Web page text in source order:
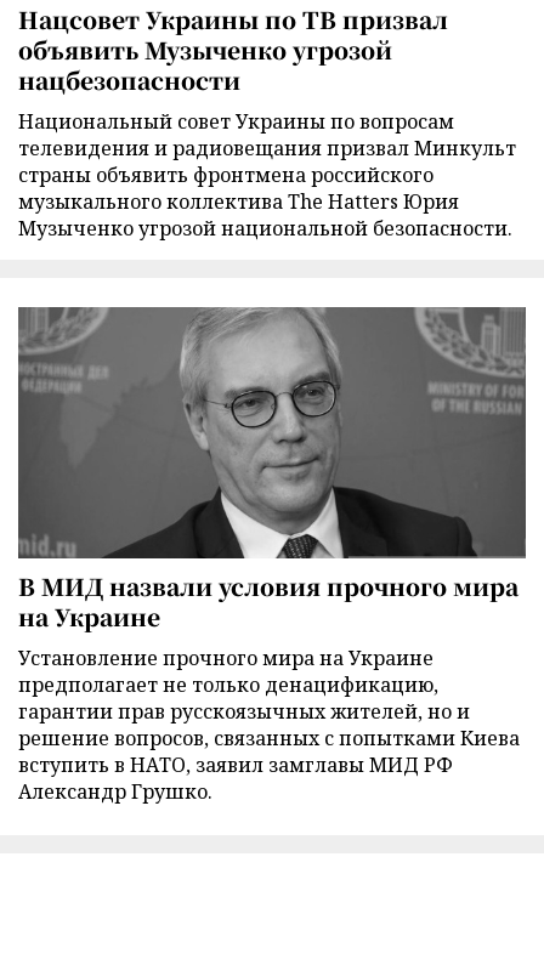
Нацсовет Украины по ТВ призвал
объявить Музыченко угрозой
нацбезопасности
Национальный совет Украины по вопросам
телевидения и радиовещания призвал Минкульт
страны объявить фронтмена российского
музыкального коллектива The Hatters Юрия
Музыченко угрозой национальной безопасности.
В МИД назвали условия прочного мира
на Украине
Установление прочного мира на Украине
предполагает не только денацификацию,
гарантии прав русскоязычных жителей, но и
решение вопросов, связанных с попытками Киева
вступить в НАТО, заявил замглавы МИД РФ
Александр Грушко.